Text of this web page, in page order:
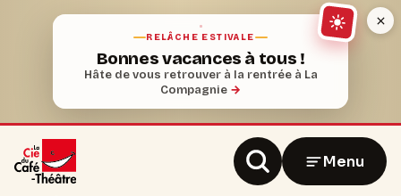
RELÂCHE ESTIVALE
Bonnes vacances à tous !
Hâte de vous retrouver à la rentrée à La
Compagnie →
Menu